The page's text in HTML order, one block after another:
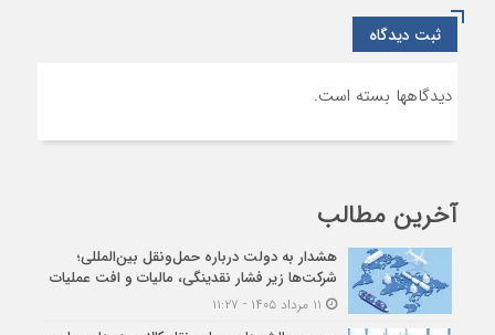
ثبت دیدگاه
دیدگاهها بسته است.
آخرین مطالب
هشدار به دولت درباره حمل‌ونقل بین‌المللی؛
شرکت‌ها زیر فشار نقدینگی، مالیات و افت عملیات